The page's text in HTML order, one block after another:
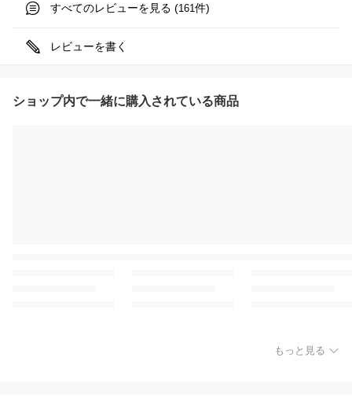
すべてのレビューを見る (161 件)
レビューを書く
ショップ内で一緒に購入されている商品
もっと見る